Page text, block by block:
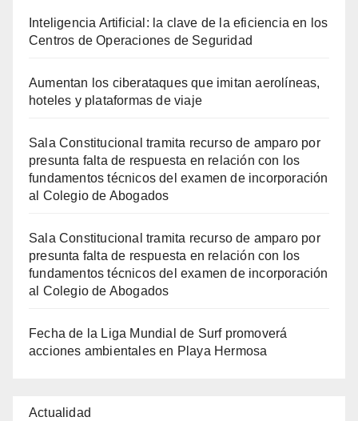
Inteligencia Artificial: la clave de la eficiencia en los
Centros de Operaciones de Seguridad
Aumentan los ciberataques que imitan aerolíneas,
hoteles y plataformas de viaje
Sala Constitucional tramita recurso de amparo por
presunta falta de respuesta en relación con los
fundamentos técnicos del examen de incorporación
al Colegio de Abogados
Sala Constitucional tramita recurso de amparo por
presunta falta de respuesta en relación con los
fundamentos técnicos del examen de incorporación
al Colegio de Abogados
Fecha de la Liga Mundial de Surf promoverá
acciones ambientales en Playa Hermosa
Actualidad